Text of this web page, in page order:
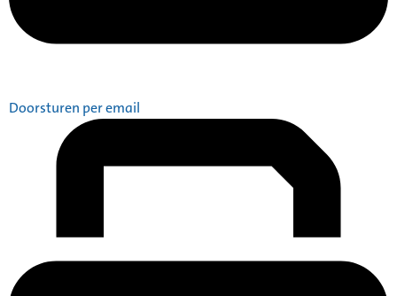
Doorsturen per email